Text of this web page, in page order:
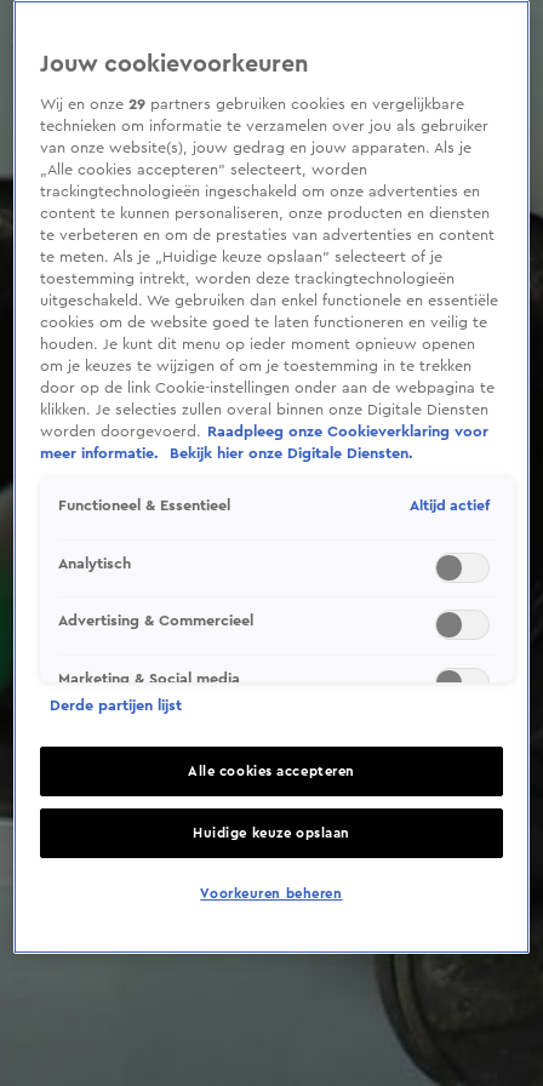
of
Jouw cookievoorkeuren
Wij en onze29 partners gebruiken cookies en vergelijkbare
technieken om informatie te verzamelen over jou als gebruiker
van onze website(s), jouw gedrag en jouw apparaten. Als je
„Alle cookies accepteren” selecteert, worden
trackingtechnologieën ingeschakeld om onze advertenties en
content te kunnen personaliseren, onze producten en diensten
te verbeteren en om de prestaties van advertenties en content
te meten. Als je „Huidige keuze opslaan” selecteert of je
toestemming intrekt, worden deze trackingtechnologieën
uitgeschakeld. We gebruiken dan enkel functionele en essentiële
cookies om de website goed te laten functioneren en veilig te
houden. Je kunt dit menu op ieder moment opnieuw openen
om je keuzes te wijzigen of om je toestemming in te trekken
door op de link Cookie-instellingen onder aan de webpagina te
klikken. Je selecties zullen overal binnen onze Digitale Diensten
worden doorgevoerd.
Raadpleeg onze Cookieverklaring voor
meer informatie.
Bekijk hier onze Digitale Diensten.
Functioneel & Essentieel Altijd actief
Analytisch
Advertising & Commercieel
Marketing & Social media
Derde partijen lijst
Alle cookies accepteren
Huidige keuze opslaan
Voorkeuren beheren